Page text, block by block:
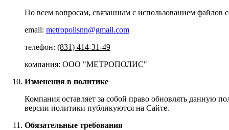
По всем вопросам, связанным с использованием файлов
email: metropolisnn@gmail.com
телефон: (831) 414-31-49
компания: ООО "МЕТРОПОЛИС"
Изменения в политике
Компания оставляет за собой право обновлять данную
версии политики публикуются на Сайте.
Обязательные требования